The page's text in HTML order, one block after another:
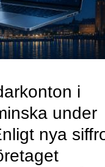
i
under
nya